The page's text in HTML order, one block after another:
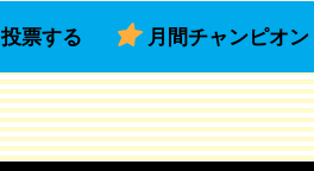
投票する 月間チャンピオン